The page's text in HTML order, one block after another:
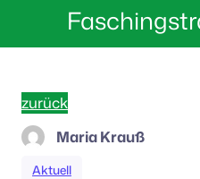
zurück
Maria Krauß
Aktuell